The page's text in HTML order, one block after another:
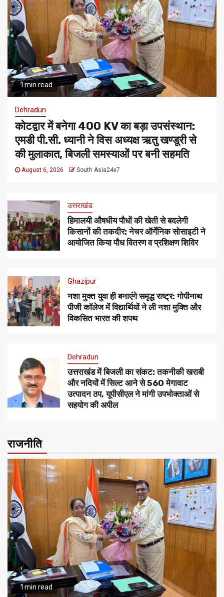
1 min read
Dehradun
कोटद्वार में बनेगा 400 KV का बड़ा उपसंस्थान:
एमडी पी.सी. ध्यानी ने विस अध्यक्ष ऋतु खण्डूरी से
की मुलाकात, बिजली समस्याओं पर बनी सहमति
August 6, 2026 South Asia24x7
उत्तराखंड
हिमालयी औषधीय पौधों की खेती से बदलेगी
किसानों की तकदीर: नेचर ऑर्गेनिक सोसाइटी ने
आयोजित किया पौध वितरण व प्रशिक्षण शिविर
Ghazipur
नशा मुक्त युवा ही बनाएंगे समृद्ध राष्ट्र: गोपीनाथ
पीजी कॉलेज में विद्यार्थियों ने ली नशा मुक्ति और
विकसित भारत की शपथ
Dehradun
उत्तराखंड में बिजली का संकट: तकनीकी खराबी
और नदियों में सिल्ट आने से 560 मेगावाट
उत्पादन ठप, यूपीसीएल ने मांगी उपभोक्ताओं से
सहयोग की अपील
राजनीति
1 min read